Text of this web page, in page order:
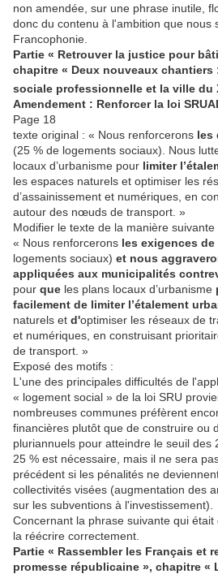
non amendée, sur une phrase inutile,
donc du contenu à l'ambition que nous
Francophonie.
Partie « Retrouver la justice pour
chapitre « Deux nouveaux
sociale professionnelle et la ville du
Amendement : Renforcer la loi SRU
Page 18
texte original : « Nous renforcerons les
(25 % de logements sociaux). Nous
locaux d’urbanisme pour limiter
les espaces naturels et optimiser les
d’assainissement et numériques, en
autour des nœuds de transport. »
Modifier le texte de la manière suivante
« Nous renforcerons les exigences de
logements sociaux) et nous
appliquées aux municipalités
pour que les plans locaux d’urbanisme
facilement de limiter l’étalement
naturels et d'optimiser les réseaux de
et numériques, en construisant
de transport. »
Exposé des motifs :
L'une des principales difficultés de
« logement social » de la loi SRU
nombreuses communes préfèrent
financières plutôt que de construire ou
pluriannuels pour atteindre le seuil des
25 % est nécessaire, mais il ne sera
précédent si les pénalités ne
collectivités visées (augmentation des
sur les subventions à l'investissement).
Concernant la phrase suivante qui
la réécrire correctement.
Partie « Rassembler les Français et
promesse républicaine », chapitre «